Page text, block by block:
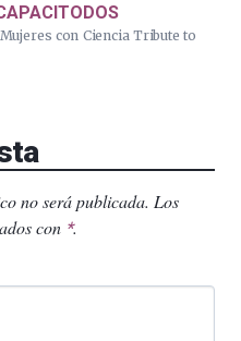
con Ciencia Tribute to
no será publicada. Los
con *.